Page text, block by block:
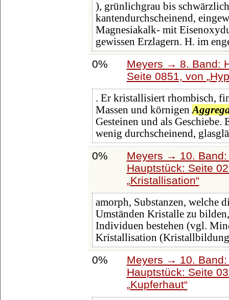
), grünlichgrau bis
kantendurchscheinend,
Magnesiakalk- mit
gewissen Erzlagern. H. im
0%
Meyers → 8. Band:
Seite 0851, von
. Er kristallisiert rhombisch,
Massen und körnigen
Gesteinen und als
wenig durchscheinend,
0%
Meyers → 10.
Hauptstück: Seite
Kristallisation
amorph, Substanzen, welche
Umständen Kristalle zu
Individuen bestehen (vgl.
Kristallisation
0%
Meyers → 10.
Hauptstück: Seite
Kupferhaut